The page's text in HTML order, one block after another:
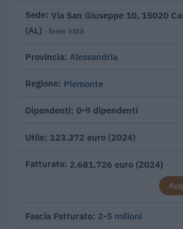
Sede Via San Giuseppe 10, 15020
(AL) · fonte VIES
Provincia Alessandria
Regione Piemonte
Dipendenti 0-9 dipendenti
Utile 123.372 euro (2024)
Fatturato 2.681.726 euro (2024)
Fascia Fatturato 2-5 milioni